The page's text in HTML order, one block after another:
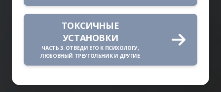
ТОКСИЧНЫЕ
УСТАНОВКИ
ЧАСТЬ 3. ОТВЕДИ ЕГО К ПСИХОЛОГУ,
ЛЮБОВНЫЙ ТРЕУГОЛЬНИК И ДРУГИЕ